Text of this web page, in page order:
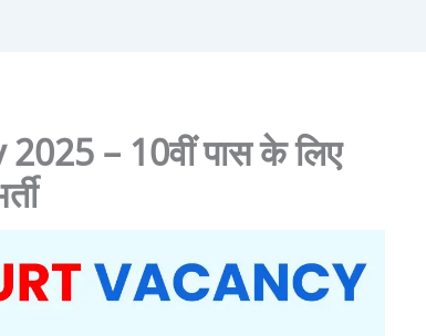
– 10वीं पास के लिए